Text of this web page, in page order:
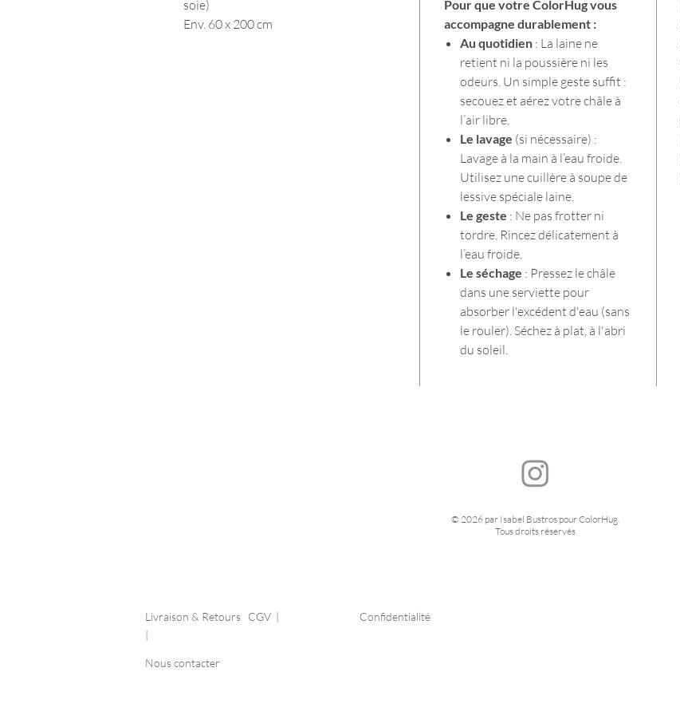
soie)
Env. 60 x 200 cm
Pour que votre ColorHug vous
accompagne durablement :
Au quotidien : La laine ne
retient ni la poussière ni les
odeurs. Un simple geste suffit :
secouez et aérez votre châle à
l’air libre.
Le lavage (si nécessaire) :
Lavage à la main à l’eau froide.
Utilisez une cuillère à soupe de
lessive spéciale laine.
Le geste : Ne pas frotter ni
tordre. Rincez délicatement à
l’eau froide.
Le séchage : Pressez le châle
dans une serviette pour
absorber l'excédent d'eau (sans
le rouler). Séchez à plat, à l'abri
du soleil.
© 2026 par Isabel Bustros pour ColorHug.
Tous droits réservés
Livraison & Retours
|
CGV | Confidentialité
Nous contacter